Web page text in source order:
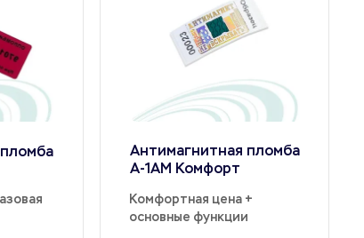
Антимагнитная пломба
A-1АМ Комфорт
Комфортная цена +
основные функции